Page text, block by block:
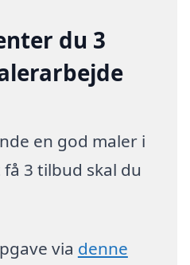
du 3
en god maler i
3 tilbud skal du
via denne